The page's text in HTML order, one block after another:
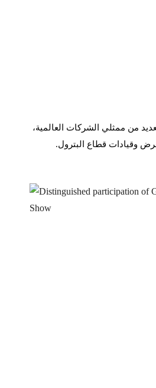
من ممثلي الشركات العالمية،
وقيادات قطاع البترول.